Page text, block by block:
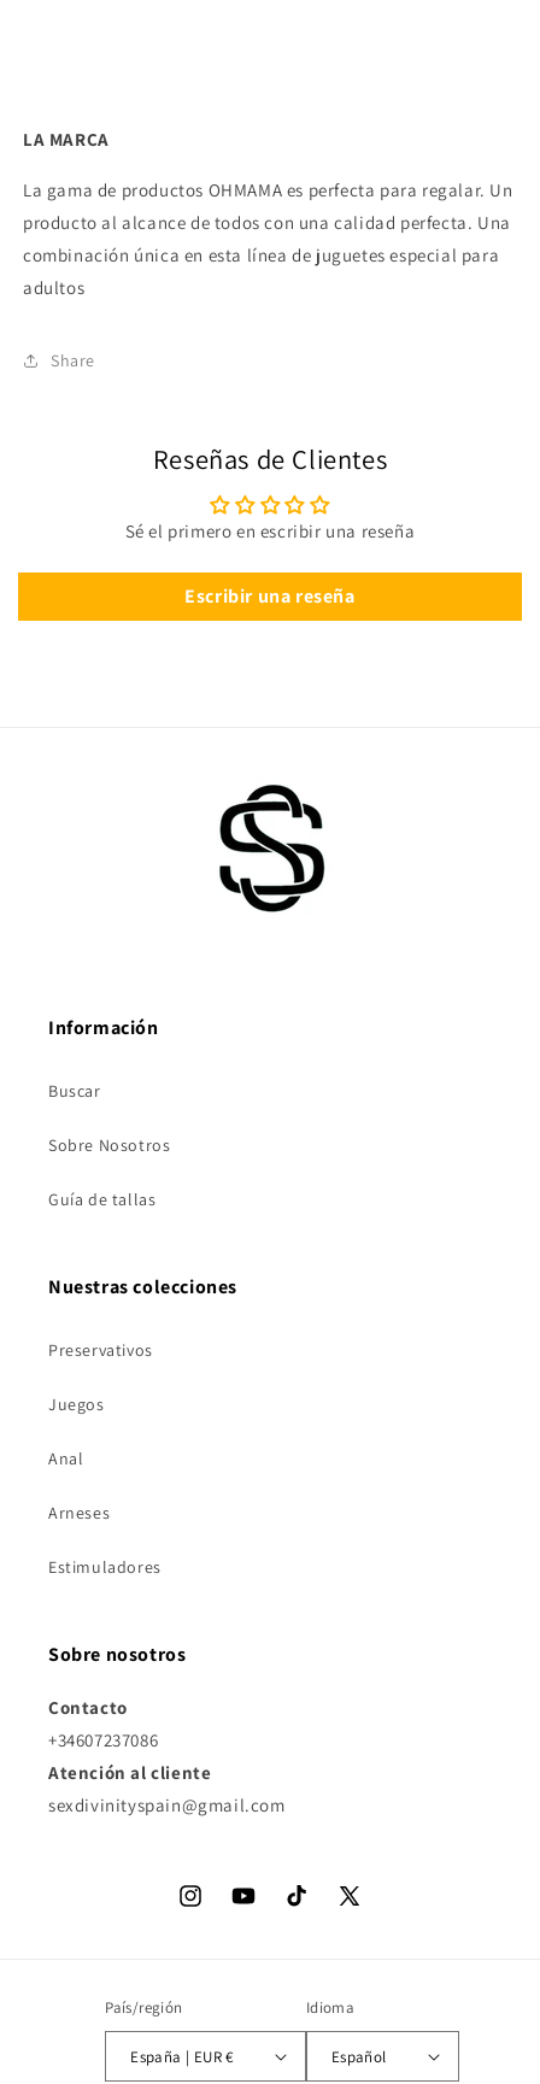
LA MARCA
La gama de productos OHMAMA es perfecta para regalar. Un
producto al alcance de todos con una calidad perfecta. Una
combinación única en esta línea de juguetes especial para
adultos
Share
Reseñas de Clientes
Sé el primero en escribir una reseña
Escribir una reseña
Información
Buscar
Sobre Nosotros
Guía de tallas
Nuestras colecciones
Preservativos
Juegos
Anal
Arneses
Estimuladores
Sobre nosotros
Contacto
+34607237086
Atención al cliente
sexdivinityspain@gmail.com
InstagramYouTubeTikTok
X
País/región
España | EUR €
Idioma
Español